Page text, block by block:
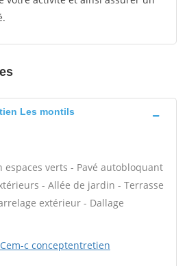
Les montils
espaces verts - Pavé autobloquant
- Allée de jardin - Terrasse
extérieur - Dallage
Cem-c conceptentretien